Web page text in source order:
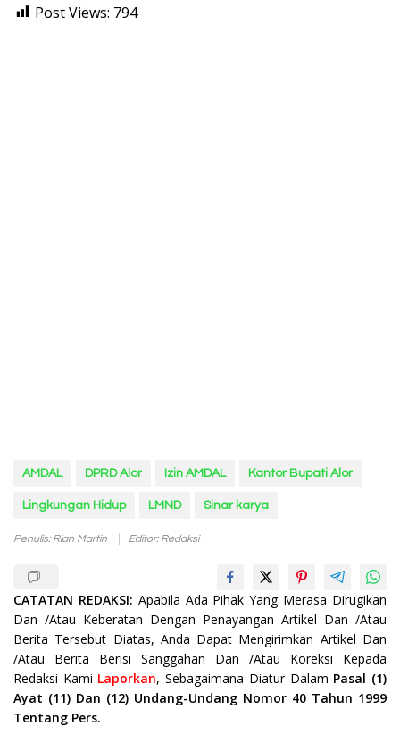
Post Views: 794
AMDAL DPRD Alor Izin AMDAL Kantor Bupati Alor
Lingkungan Hidup LMND Sinar karya
Penulis: Rian Martin Editor: Redaksi
CATATAN REDAKSI: Apabila Ada Pihak Yang Merasa Dirugikan
Dan /Atau Keberatan Dengan Penayangan Artikel Dan /Atau
Berita Tersebut Diatas, Anda Dapat Mengirimkan Artikel Dan
/Atau Berita Berisi Sanggahan Dan /Atau Koreksi Kepada
Redaksi Kami Laporkan, Sebagaimana Diatur Dalam Pasal (1)
Ayat (11) Dan (12) Undang-Undang Nomor 40 Tahun 1999
Tentang Pers.